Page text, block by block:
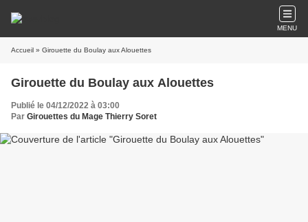
MENU
Accueil » Girouette du Boulay aux Alouettes
Girouette du Boulay aux Alouettes
Publié le 04/12/2022 à 03:00
Par Girouettes du Mage Thierry Soret